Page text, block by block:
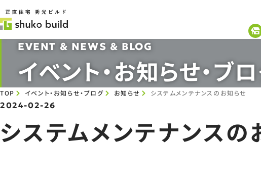
EVENT & NEWS & BLOG
イベント・お知らせ・ブ
TOP イベント・お知らせ・ブログ お知らせ システムメンテナンスのお知らせ
2024-02-26
システムメンテナンスの